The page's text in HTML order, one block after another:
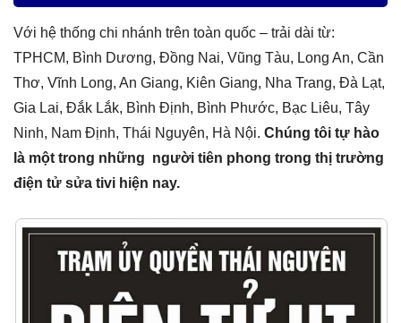
Với hệ thống chi nhánh trên toàn quốc – trải dài từ:
TPHCM, Bình Dương, Đồng Nai, Vũng Tàu, Long An, Cần
Thơ, Vĩnh Long, An Giang, Kiên Giang, Nha Trang, Đà Lạt,
Gia Lai, Đắk Lắk, Bình Định, Bình Phước, Bạc Liêu, Tây
Ninh, Nam Định, Thái Nguyên, Hà Nội. Chúng tôi tự hào
là một trong những người tiên phong trong thị trường
điện tử sửa tivi hiện nay.